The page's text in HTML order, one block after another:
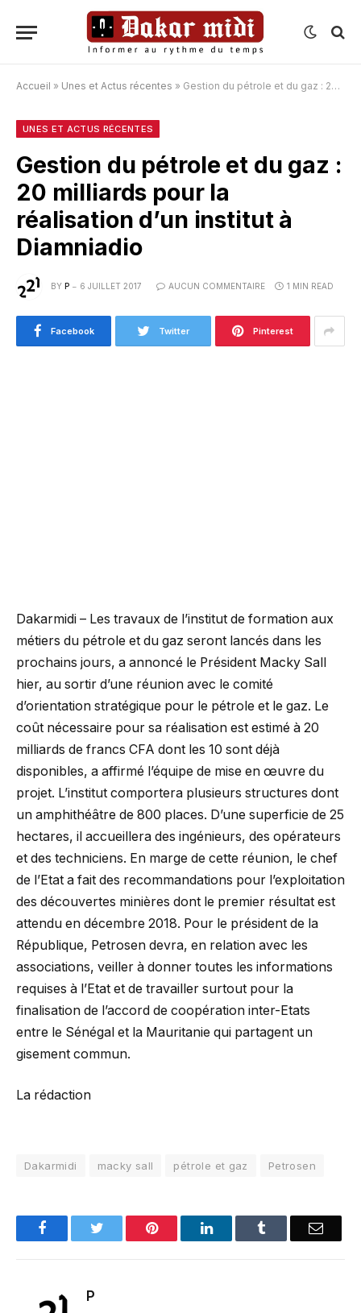
Accueil » Unes et Actus récentes » Gestion du pétrole et du gaz : 20 milliards pour la réalisation d’un institut à Diamniadio
UNES ET ACTUS RÉCENTES
Gestion du pétrole et du gaz :
20 milliards pour la
réalisation d’un institut à
Diamniadio
BY P 6 JUILLET 2017 AUCUN COMMENTAIRE 1 MIN READ
Facebook Twitter Pinterest
Dakarmidi – Les travaux de l’institut de formation aux
métiers du pétrole et du gaz seront lancés dans les
prochains jours, a annoncé le Président Macky Sall
hier, au sortir d’une réunion avec le comité
d’orientation stratégique pour le pétrole et le gaz. Le
coût nécessaire pour sa réalisation est estimé à 20
milliards de francs CFA dont les 10 sont déjà
disponibles, a affirmé l’équipe de mise en œuvre du
projet. L’institut comportera plusieurs structures dont
un amphithéâtre de 800 places. D’une superficie de 25
hectares, il accueillera des ingénieurs, des opérateurs
et des techniciens. En marge de cette réunion, le chef
de l’Etat a fait des recommandations pour l’exploitation
des découvertes minières dont le premier résultat est
attendu en décembre 2018. Pour le président de la
République, Petrosen devra, en relation avec les
associations, veiller à donner toutes les informations
requises à l’Etat et de travailler surtout pour la
finalisation de l’accord de coopération inter-Etats
entre le Sénégal et la Mauritanie qui partagent un
gisement commun.
La rédaction
Dakarmidi macky sall pétrole et gaz Petrosen
FacebookTwitter Pinterest LinkedInTumblr Email
P